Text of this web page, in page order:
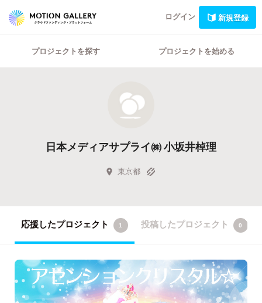
ログイン 新規登録
プロジェクトを探す プロジェクトを始める
日本メディアサプライ㈱ 小坂井棹理
東京都
応援したプロジェクト 1 投稿したプロジェクト 0